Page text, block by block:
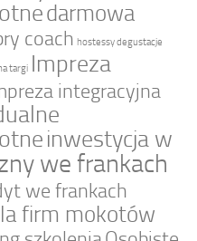
darmowa
coach hostessy degustacje
targi Impreza
integracyjna
inwestycja w
we frankach
we frankach
firm mokotów